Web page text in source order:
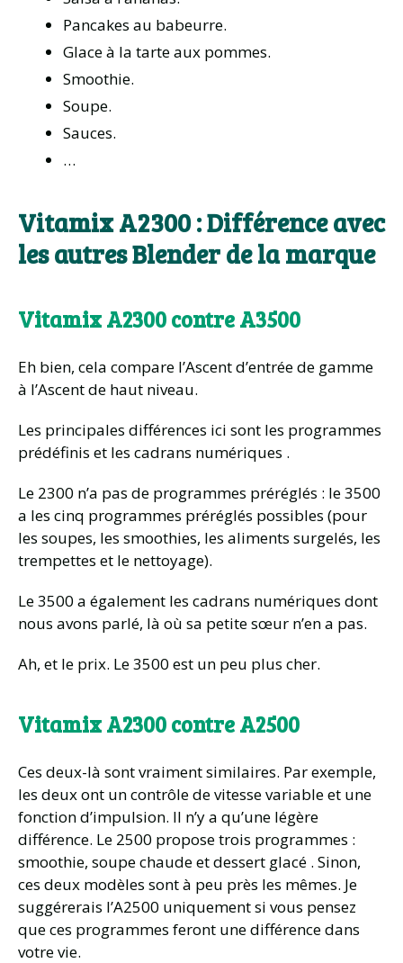
Pancakes au babeurre.
Glace à la tarte aux pommes.
Smoothie.
Soupe.
Sauces.
…
Vitamix A2300 : Différence avec
les autres Blender de la marque
Vitamix A2300 contre A3500
Eh bien, cela compare l’Ascent d’entrée de gamme
à l’Ascent de haut niveau.
Les principales différences ici sont les programmes
prédéfinis et les cadrans numériques .
Le 2300 n’a pas de programmes préréglés : le 3500
a les cinq programmes préréglés possibles (pour
les soupes, les smoothies, les aliments surgelés, les
trempettes et le nettoyage).
Le 3500 a également les cadrans numériques dont
nous avons parlé, là où sa petite sœur n’en a pas.
Ah, et le prix. Le 3500 est un peu plus cher.
Vitamix A2300 contre A2500
Ces deux-là sont vraiment similaires. Par exemple,
les deux ont un contrôle de vitesse variable et une
fonction d’impulsion. Il n’y a qu’une légère
différence. Le 2500 propose trois programmes :
smoothie, soupe chaude et dessert glacé . Sinon,
ces deux modèles sont à peu près les mêmes. Je
suggérerais l’A2500 uniquement si vous pensez
que ces programmes feront une différence dans
votre vie.